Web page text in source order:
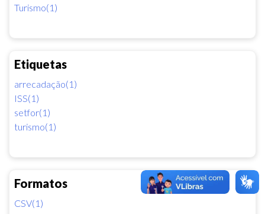
Turismo(1)
Etiquetas
arrecadação(1)
ISS(1)
setfor(1)
turismo(1)
Formatos
CSV(1)